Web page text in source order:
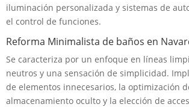
iluminación personalizada y sistemas de
el control de funciones.
Reforma Minimalista de baños en
Se caracteriza por un enfoque en líneas
neutros y una sensación de simplicidad.
de elementos innecesarios, la optimización
almacenamiento oculto y la elección de